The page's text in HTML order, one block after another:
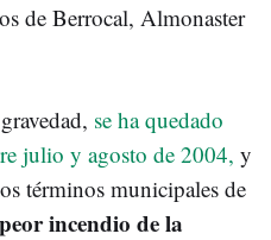
de Berrocal, Almonaster
se ha quedado
julio y agosto de 2004, y
términos municipales de
incendio de la